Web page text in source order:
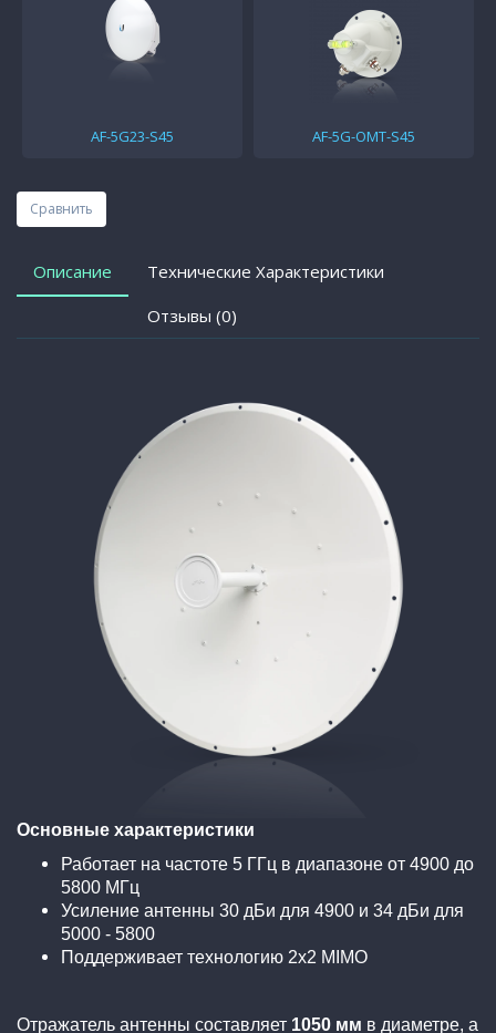
AF-5G23-S45 AF-5G-OMT-S45
Сравнить
Описание
Технические Характеристики
Отзывы (0)
Основные характеристики
Работает на частоте 5 ГГц в диапазоне от 4900 до
5800 МГц
Усиление антенны 30 дБи для 4900 и 34 дБи для
5000 - 5800
Поддерживает технологию 2х2 MIMO
Отражатель антенны составляет 1050 мм в диаметре, а